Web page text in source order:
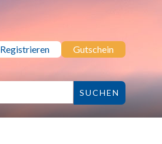
Registrieren Gutschein